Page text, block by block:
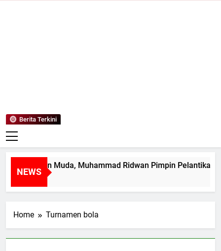
Berita Terkini
NEWS
Pemimpin Muda, Muhammad Ridwan Pimpin Pelantikan
Ago
Home Turnamen bola